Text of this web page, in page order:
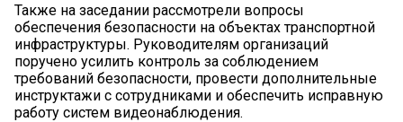
Также на заседании рассмотрели вопросы
обеспечения безопасности на объектах транспортной
инфраструктуры. Руководителям организаций
поручено усилить контроль за соблюдением
требований безопасности, провести дополнительные
инструктажи с сотрудниками и обеспечить исправную
работу систем видеонаблюдения.